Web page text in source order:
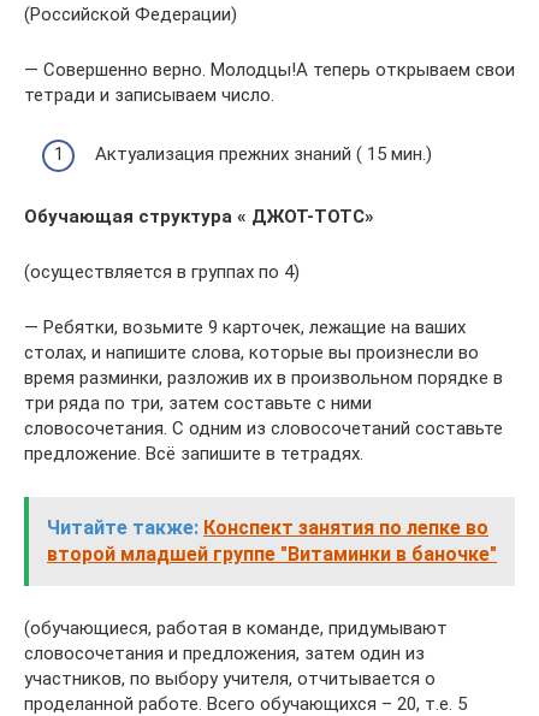
(Российской Федерации)
— Совершенно верно. Молодцы!А теперь открываем свои
тетради и записываем число.
Актуализация прежних знаний ( 15 мин.)
Обучающая структура « ДЖОТ-ТОТС»
(осуществляется в группах по 4)
— Ребятки, возьмите 9 карточек, лежащие на ваших
столах, и напишите слова, которые вы произнесли во
время разминки, разложив их в произвольном порядке в
три ряда по три, затем составьте с ними
словосочетания. С одним из словосочетаний составьте
предложение. Всё запишите в тетрадях.
Читайте также: Конспект занятия по лепке во
второй младшей группе "Витаминки в баночке"
(обучающиеся, работая в команде, придумывают
словосочетания и предложения, затем один из
участников, по выбору учителя, отчитывается о
проделанной работе. Всего обучающихся – 20, т.е. 5